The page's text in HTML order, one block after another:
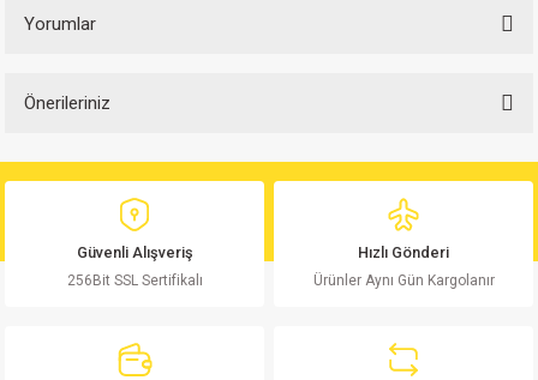
Yorumlar
Yorum Yaz
Önerileriniz
yetersiz gördüğünüz noktaları öneri formunu kullanarak tarafımıza
Görüş ve önerileriniz için teşekkür ederiz.
Ürün resmi kalitesiz, bozuk veya görüntülenemiyor.
Ürün bilgilerinde hatalar bulunuyor.
Güvenli Alışveriş
256Bit SSL Sertifikalı
Hızlı Gönderi
Ürünler Aynı Gün Kargolanır